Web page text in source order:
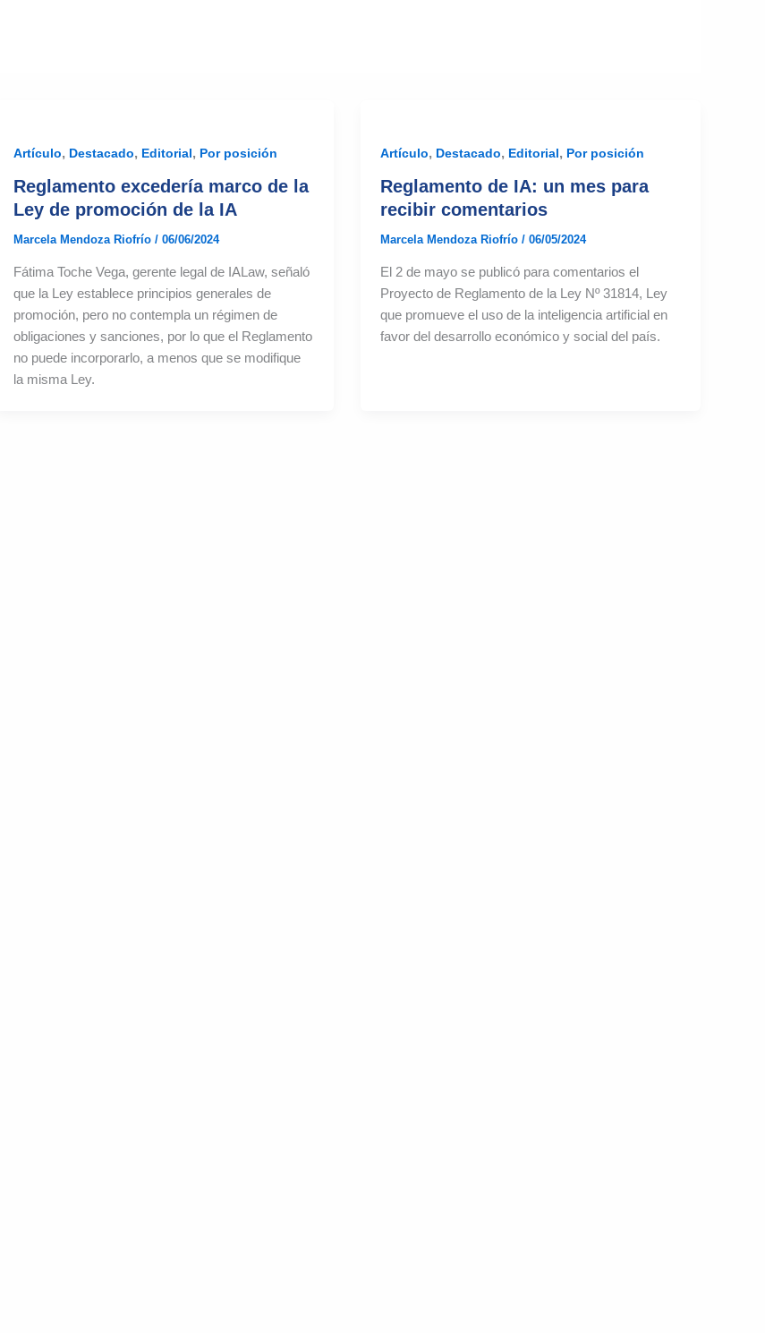
Artículo, Destacado, Editorial, Por posición
Reglamento excedería marco de la
Ley de promoción de la IA
Marcela Mendoza Riofrío/06/06/2024
Fátima Toche Vega, gerente legal de IALaw, señaló
que la Ley establece principios generales de
promoción, pero no contempla un régimen de
obligaciones y sanciones, por lo que el Reglamento
no puede incorporarlo, a menos que se modifique
la misma Ley.
Artículo, Destacado, Editorial, Por posición
Reglamento de IA: un mes para
recibir comentarios
Marcela Mendoza Riofrío/06/05/2024
El 2 de mayo se publicó para comentarios el
Proyecto de Reglamento de la Ley Nº 31814, Ley
que promueve el uso de la inteligencia artificial en
favor del desarrollo económico y social del país.